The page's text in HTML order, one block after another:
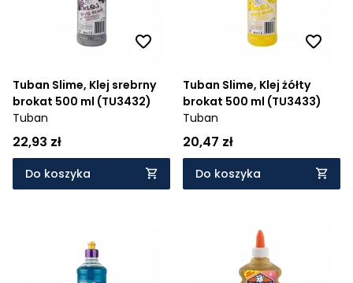
Tuban Slime, Klej srebrny
brokat 500 ml (TU3432)
Tuban
22,93 zł
Do koszyka
Tuban Slime, Klej żółty
brokat 500 ml (TU3433)
Tuban
20,47 zł
Do koszyka